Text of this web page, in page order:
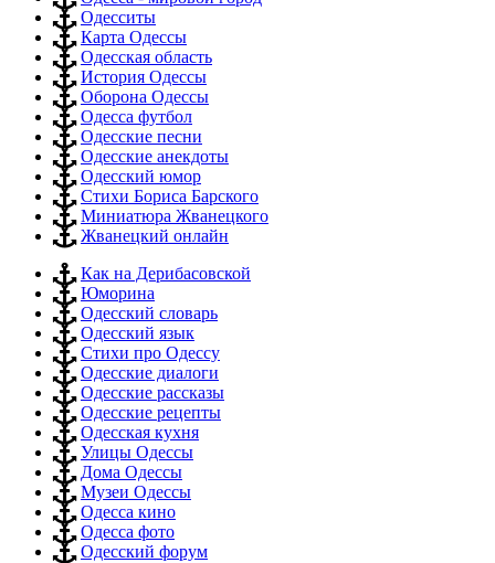
Одесситы
Карта Одессы
Одесская область
История Одессы
Оборона Одессы
Одесса футбол
Одесские песни
Одесские анекдоты
Одесский юмор
Стихи Бориса Барского
Миниатюра Жванецкого
Жванецкий онлайн
Как на Дерибасовской
Юморина
Одесский словарь
Одесский язык
Стихи про Одессу
Одесские диалоги
Одесские рассказы
Одесские рецепты
Одесская кухня
Улицы Одессы
Дома Одессы
Музеи Одессы
Одесса кино
Одесса фото
Одесский форум